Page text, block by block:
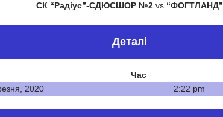
СК “Радіус”-СДЮСШОР №2 vs “ФОГТЛАНД”
Деталі
Час
2020
2:22 pm